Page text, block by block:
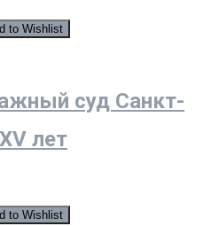
to Wishlist
суд Санкт-
лет
to Wishlist